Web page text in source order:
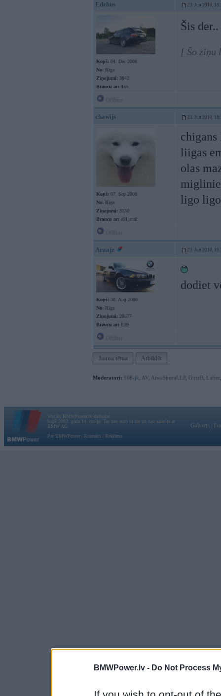
BMWPower.lv - Do Not Process
Edzhus 23. Jun 2010,
Kopš: 04. Dec 2008
No: Rīga
Ziņojumi: 3842
Braucu ar: 4x5
Šis der..
[ Šo ziņu
chawijs 23. Jun 2010,
Kopš: 07. Sep 2008
No: Rīga
Ziņojumi: 3130
Braucu ar: e91,audi
liigas
olas
ligo
Araajz 23. Jun 2010,
Kopš: 30. Aug 2008
No: Rīga
Ziņojumi: 28677
Braucu ar: E39
dodiet
Jauna tēma Atbildēt
Moderatori: 968-jk AV AiwaShuraLLP, GirtzB Lafter
Vortāls BMWPower.lv darbojas
kopš 2002. gada 14. maija. Tas nav auto klubs un nav saistīts ar
BMW AG.
Par BMWPower
Kontakti Reklāma
Galvena